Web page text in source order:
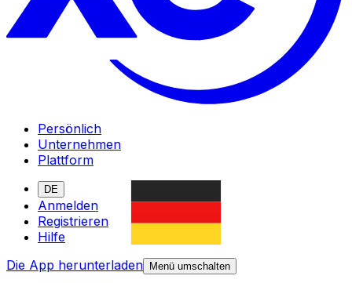
Persönlich
Unternehmen
Plattform
DE
Anmelden
Registrieren
Hilfe
Die App herunterladen
Menü umschalten